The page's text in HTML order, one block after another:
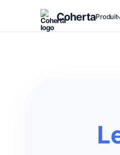
CohertaProduit